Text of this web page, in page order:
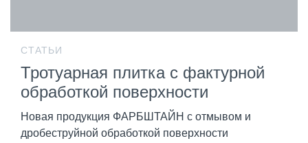
СТАТЬИ
Тротуарная плитка с фактурной
обработкой поверхности
Новая продукция ФАРБШТАЙН с отмывом и
дробеструйной обработкой поверхности